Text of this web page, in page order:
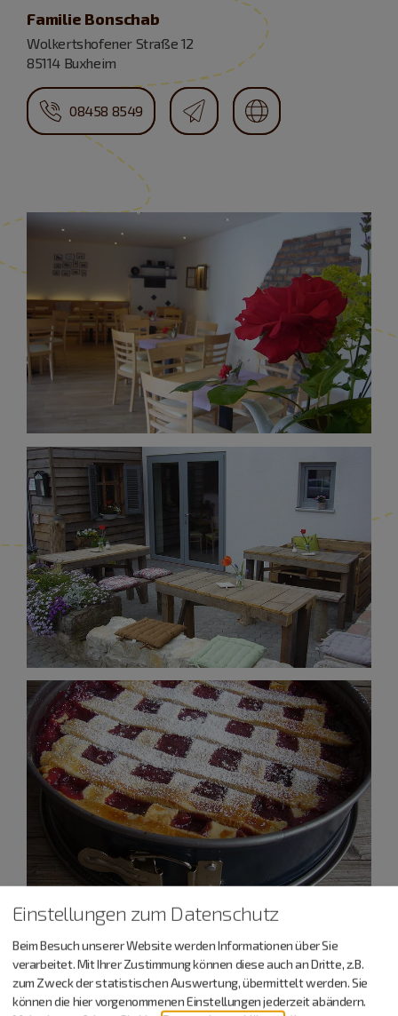
Familie Bonschab
Wolkertshofener Straße 12
85114 Buxheim
08458 8549
Einstellungen zum Datenschutz
Beim Besuch unserer Website werden Informationen über Sie
verarbeitet. Mit Ihrer Zustimmung können diese auch an Dritte, z.B.
zum Zweck der statistischen Auswertung, übermittelt werden. Sie
können die hier vorgenommenen Einstellungen jederzeit abändern.